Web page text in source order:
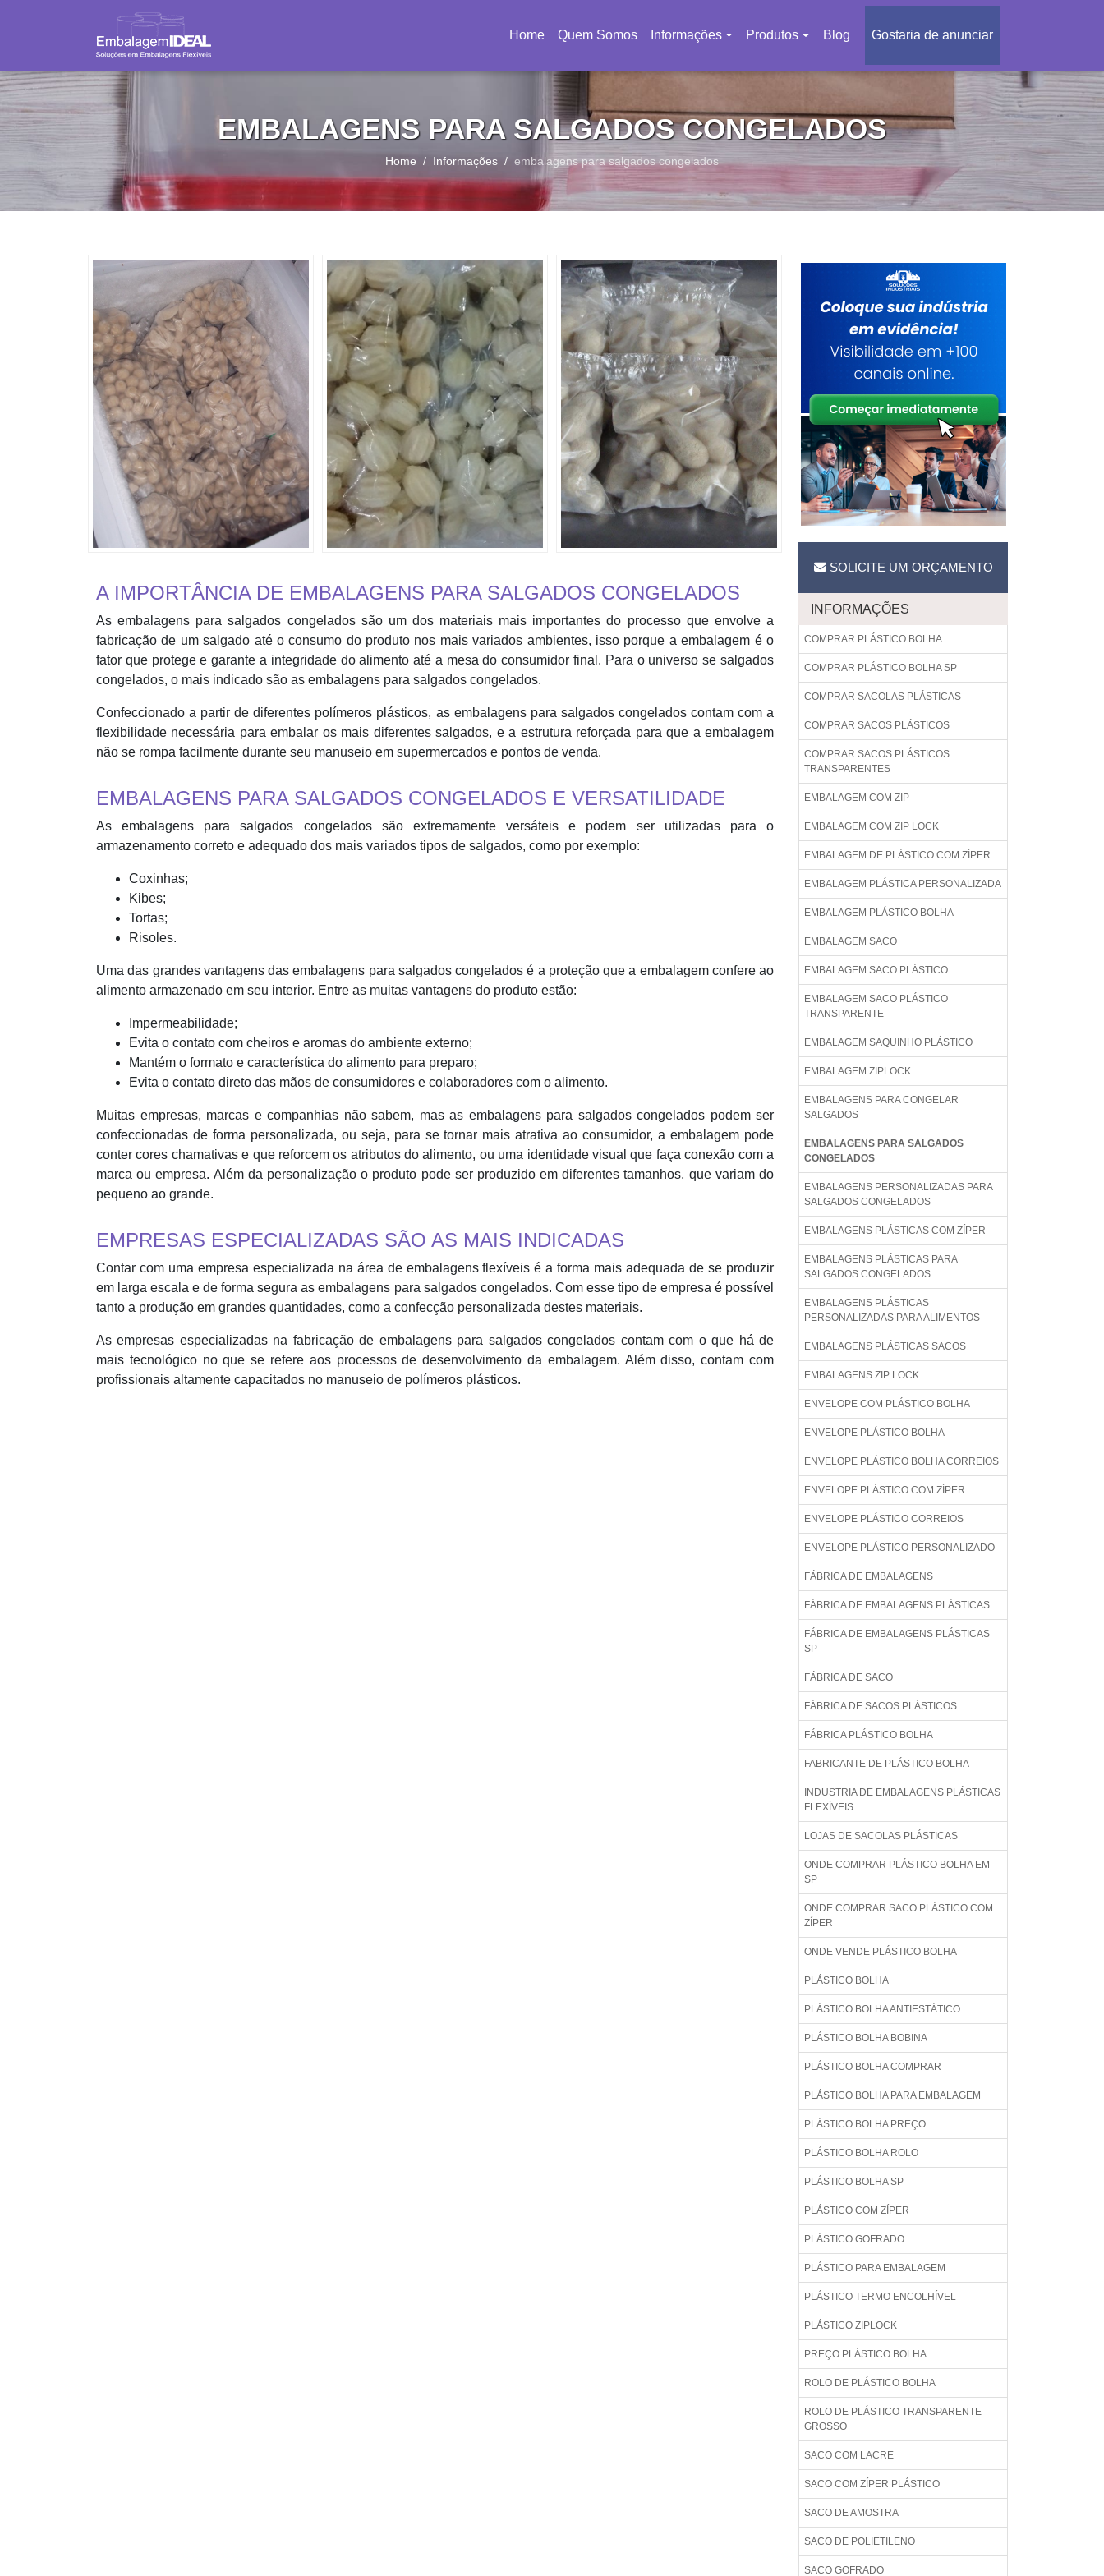
Home
(current)
Quem Somos Informações Produtos Blog Gostaria de anunciar
EMBALAGENS PARA SALGADOS CONGELADOS
Home Informações embalagens para salgados congelados
A IMPORTÂNCIA DE EMBALAGENS PARA SALGADOS CONGELADOS
As embalagens para salgados congelados são um dos materiais mais importantes do processo que envolve a
fabricação de um salgado até o consumo do produto nos mais variados ambientes, isso porque a embalagem é o
fator que protege e garante a integridade do alimento até a mesa do consumidor final. Para o universo se salgados
congelados, o mais indicado são as embalagens para salgados congelados.
Confeccionado a partir de diferentes polímeros plásticos, as embalagens para salgados congelados contam com a
flexibilidade necessária para embalar os mais diferentes salgados, e a estrutura reforçada para que a embalagem
não se rompa facilmente durante seu manuseio em supermercados e pontos de venda.
EMBALAGENS PARA SALGADOS CONGELADOS E VERSATILIDADE
As embalagens para salgados congelados são extremamente versáteis e podem ser utilizadas para o
armazenamento correto e adequado dos mais variados tipos de salgados, como por exemplo:
Coxinhas;
Kibes;
Tortas;
Risoles.
Uma das grandes vantagens das embalagens para salgados congelados é a proteção que a embalagem confere ao
alimento armazenado em seu interior. Entre as muitas vantagens do produto estão:
Impermeabilidade;
Evita o contato com cheiros e aromas do ambiente externo;
Mantém o formato e característica do alimento para preparo;
Evita o contato direto das mãos de consumidores e colaboradores com o alimento.
Muitas empresas, marcas e companhias não sabem, mas as embalagens para salgados congelados podem ser
confeccionadas de forma personalizada, ou seja, para se tornar mais atrativa ao consumidor, a embalagem pode
conter cores chamativas e que reforcem os atributos do alimento, ou uma identidade visual que faça conexão com a
marca ou empresa. Além da personalização o produto pode ser produzido em diferentes tamanhos, que variam do
pequeno ao grande.
EMPRESAS ESPECIALIZADAS SÃO AS MAIS INDICADAS
Contar com uma empresa especializada na área de embalagens flexíveis é a forma mais adequada de se produzir
em larga escala e de forma segura as embalagens para salgados congelados. Com esse tipo de empresa é possível
tanto a produção em grandes quantidades, como a confecção personalizada destes materiais.
As empresas especializadas na fabricação de embalagens para salgados congelados contam com o que há de
mais tecnológico no que se refere aos processos de desenvolvimento da embalagem. Além disso, contam com
profissionais altamente capacitados no manuseio de polímeros plásticos.
SOLICITE UM ORÇAMENTO
INFORMAÇÕES
COMPRAR PLÁSTICO BOLHA
COMPRAR PLÁSTICO BOLHA SP
COMPRAR SACOLAS PLÁSTICAS
COMPRAR SACOS PLÁSTICOS
COMPRAR SACOS PLÁSTICOS
TRANSPARENTES
EMBALAGEM COM ZIP
EMBALAGEM COM ZIP LOCK
EMBALAGEM DE PLÁSTICO COM ZÍPER
EMBALAGEM PLÁSTICA PERSONALIZADA
EMBALAGEM PLÁSTICO BOLHA
EMBALAGEM SACO
EMBALAGEM SACO PLÁSTICO
EMBALAGEM SACO PLÁSTICO
TRANSPARENTE
EMBALAGEM SAQUINHO PLÁSTICO
EMBALAGEM ZIPLOCK
EMBALAGENS PARA CONGELAR
SALGADOS
EMBALAGENS PARA SALGADOS
CONGELADOS
EMBALAGENS PERSONALIZADAS PARA
SALGADOS CONGELADOS
EMBALAGENS PLÁSTICAS COM ZÍPER
EMBALAGENS PLÁSTICAS PARA
SALGADOS CONGELADOS
EMBALAGENS PLÁSTICAS
PERSONALIZADAS PARA ALIMENTOS
EMBALAGENS PLÁSTICAS SACOS
EMBALAGENS ZIP LOCK
ENVELOPE COM PLÁSTICO BOLHA
ENVELOPE PLÁSTICO BOLHA
ENVELOPE PLÁSTICO BOLHA CORREIOS
ENVELOPE PLÁSTICO COM ZÍPER
ENVELOPE PLÁSTICO CORREIOS
ENVELOPE PLÁSTICO PERSONALIZADO
FÁBRICA DE EMBALAGENS
FÁBRICA DE EMBALAGENS PLÁSTICAS
FÁBRICA DE EMBALAGENS PLÁSTICAS
SP
FÁBRICA DE SACO
FÁBRICA DE SACOS PLÁSTICOS
FÁBRICA PLÁSTICO BOLHA
FABRICANTE DE PLÁSTICO BOLHA
INDUSTRIA DE EMBALAGENS PLÁSTICAS
FLEXÍVEIS
LOJAS DE SACOLAS PLÁSTICAS
ONDE COMPRAR PLÁSTICO BOLHA EM
SP
ONDE COMPRAR SACO PLÁSTICO COM
ZÍPER
ONDE VENDE PLÁSTICO BOLHA
PLÁSTICO BOLHA
PLÁSTICO BOLHA ANTIESTÁTICO
PLÁSTICO BOLHA BOBINA
PLÁSTICO BOLHA COMPRAR
PLÁSTICO BOLHA PARA EMBALAGEM
PLÁSTICO BOLHA PREÇO
PLÁSTICO BOLHA ROLO
PLÁSTICO BOLHA SP
PLÁSTICO COM ZÍPER
PLÁSTICO GOFRADO
PLÁSTICO PARA EMBALAGEM
PLÁSTICO TERMO ENCOLHÍVEL
PLÁSTICO ZIPLOCK
PREÇO PLÁSTICO BOLHA
ROLO DE PLÁSTICO BOLHA
ROLO DE PLÁSTICO TRANSPARENTE
GROSSO
SACO COM LACRE
SACO COM ZÍPER PLÁSTICO
SACO DE AMOSTRA
SACO DE POLIETILENO
SACO GOFRADO